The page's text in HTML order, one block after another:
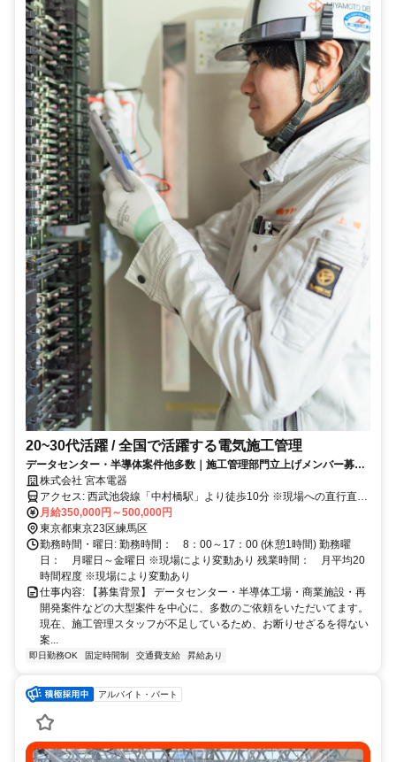
20~30代活躍 / 全国で活躍する電気施工管理
データセンター・半導体案件他多数｜施工管理部門立上げメンバー募集/
年収1000万円も目指せる好待遇！家賃補助やジムの年会費無料などの福
利厚生充実！
株式会社 宮本電器
アクセス: 西武池袋線「中村橋駅」より徒歩10分 ※現場への直行直帰
可能 ※社用車貸与あり
月給350,000円～500,000円
東京都東京23区練馬区
勤務時間・曜日: 勤務時間： 8：00～17：00 (休憩1時間) 勤務曜
日： 月曜日～金曜日 ※現場により変動あり 残業時間： 月平均20
時間程度 ※現場により変動あり
仕事内容: 【募集背景】 データセンター・半導体工場・商業施設・再
開発案件などの大型案件を中心に、多数のご依頼をいただいてます。
現在、施工管理スタッフが不足しているため、お断りせざるを得ない
案...
即日勤務OK 固定時間制 交通費支給 昇給あり
アルバイト・パート